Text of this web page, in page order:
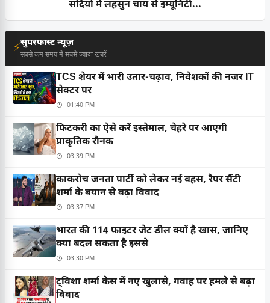
सर्दियों में लहसुन चाय से इम्यूनिटी...
⚡सुपरफास्ट न्यूज़
सबसे कम समय में सबसे ज्यादा खबरें
TCS शेयर में भारी उतार-चढ़ाव, निवेशकों की नजर IT
सेक्टर पर
01:40 PM
फिटकरी का ऐसे करें इस्तेमाल, चेहरे पर आएगी
प्राकृतिक रौनक
03:39 PM
काकरोच जनता पार्टी को लेकर नई बहस, रैपर सैंटी
शर्मा के बयान से बढ़ा विवाद
03:37 PM
भारत की 114 फाइटर जेट डील क्यों है खास, जानिए
क्या बदल सकता है इससे
03:30 PM
ट्विशा शर्मा केस में नए खुलासे, गवाह पर हमले से बढ़ा
विवाद